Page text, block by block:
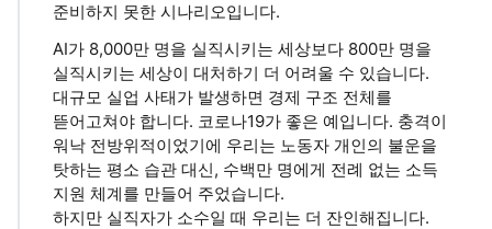
준비하지 못한 시나리오입니다.
AI가 8,000만 명을 실직시키는 세상보다 800만 명을
실직시키는 세상이 대처하기 더 어려울 수 있습니다.
대규모 실업 사태가 발생하면 경제 구조 전체를
뜯어고쳐야 합니다. 코로나19가 좋은 예입니다. 충격이
워낙 전방위적이었기에 우리는 노동자 개인의 불운을
탓하는 평소 습관 대신, 수백만 명에게 전례 없는 소득
지원 체계를 만들어 주었습니다.
하지만 실직자가 소수일 때 우리는 더 잔인해집니다.